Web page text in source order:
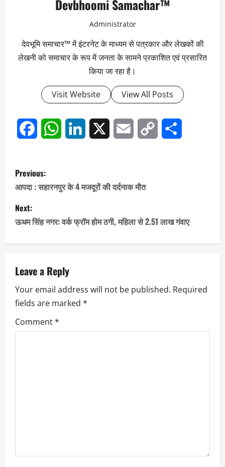
Devbhoomi Samachar™
Administrator
देवभूमि समाचार™ में इंटरनेट के माध्यम से पत्रकार और लेखकों की
लेखनी को समाचार के रूप में जनता के सामने प्रकाशित एवं प्रसारित
किया जा रहा है।
Visit Website View All Posts
FacebookWhatsAppLinkedIn Email
Copy
P
o
s
t
a
v
i
g
Previous:
आपदा : सहारनपुर के 4 मजदूरों की दर्दनाक मौत
Next:
ऊधम सिंह नगर: वर्क फ्रॉम होम ठगी, महिला से 2.51 लाख गंवाए
Leave a Reply
Your email address will not be published. Required
fields are marked *
Comment*